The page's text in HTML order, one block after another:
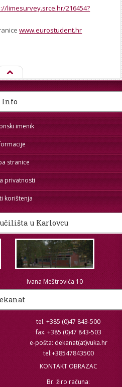
limesurvey.srce.hr/216454?
www.eurostudent.hr
Info
imenik
stranice
privatnosti
korištenja
u Karlovcu
Ivana Meštrovića 10
tel. +385 (0)47 843-500
fax. +385 (0)47 843-503
e-pošta: dekanat(at)vuka.hr
tel:+38547843500
KONTAKT OBRAZAC
Br. žiro računa: